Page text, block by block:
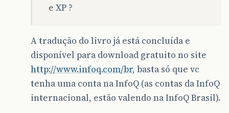
e XP ?
A tradução do livro já está concluída e
disponível para download gratuito no site
http://www.infoq.com/br, basta só que vc
tenha uma conta na InfoQ (as contas da InfoQ
internacional, estão valendo na InfoQ Brasil).